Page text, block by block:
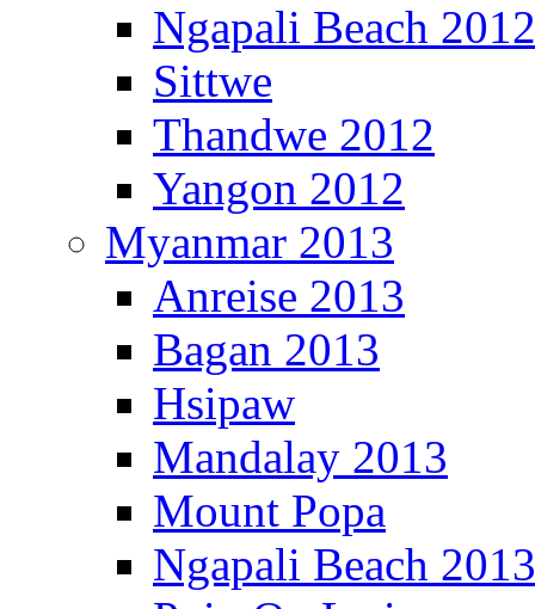
Ngapali Beach 2012
Sittwe
Thandwe 2012
Yangon 2012
Myanmar 2013
Anreise 2013
Bagan 2013
Hsipaw
Mandalay 2013
Mount Popa
Ngapali Beach 2013